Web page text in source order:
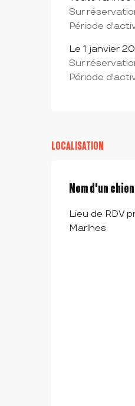
Sur
Période
Le 1 janvier
Sur
Période
LOCALISATION
Nom d'un
Lieu de RDV
Marlhes